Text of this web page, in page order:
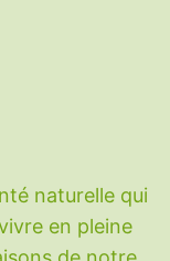
naturelle qui
en pleine